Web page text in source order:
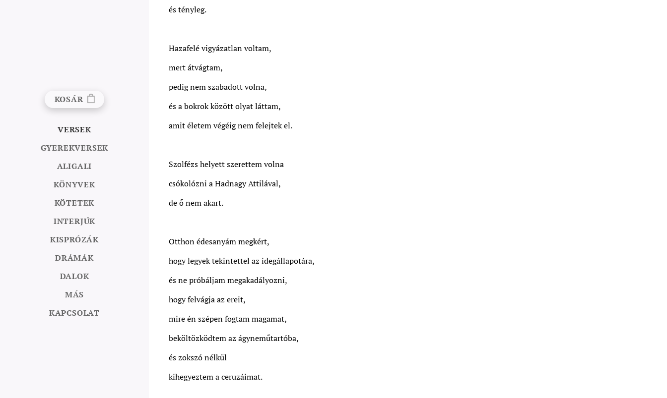
KOSÁR
VERSEK
GYEREKVERSEK
ALIGALI
KÖNYVEK
KÖTETEK
INTERJÚK
KISPRÓZÁK
DRÁMÁK
DALOK
MÁS
KAPCSOLAT
és tényleg.
Hazafelé vigyázatlan voltam,
mert átvágtam,
pedig nem szabadott volna,
és a bokrok között olyat láttam,
amit életem végéig nem felejtek el.
Szolfézs helyett szerettem volna
csókolózni a Hadnagy Attilával,
de ő nem akart.
Otthon édesanyám megkért,
hogy legyek tekintettel az idegállapotára,
és ne próbáljam megakadályozni,
hogy felvágja az ereit,
mire én szépen fogtam magamat,
beköltözködtem az ágyneműtartóba,
és zokszó nélkül
kihegyeztem a ceruzáimat.